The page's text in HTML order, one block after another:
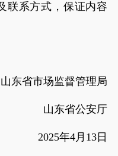
联系方式，保证内容
‍山东省市场监督管理局
山东省公安厅
2025年4月13日